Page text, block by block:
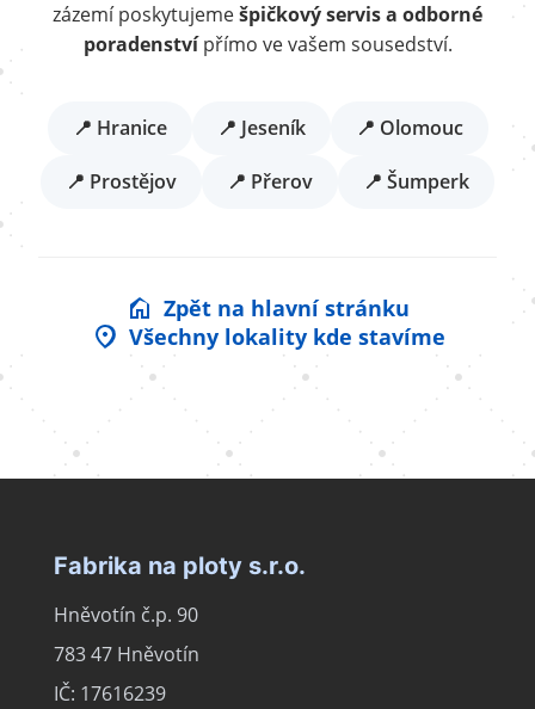
zázemí poskytujemešpičkový servis a odborné
poradenstvípřímo ve vašem sousedství.
📍 Hranice 📍 Jeseník 📍 Olomouc
📍 Prostějov 📍 Přerov 📍 Šumperk
Zpět na hlavní stránku
Všechny lokality kde stavíme
Fabrika na ploty s.r.o.
Hněvotín č.p. 90
783 47 Hněvotín
IČ: 17616239